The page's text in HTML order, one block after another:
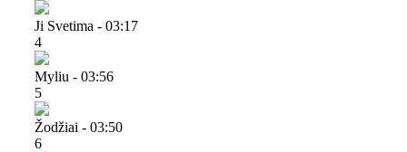
Ji Svetima - 03:17
4
Myliu - 03:56
5
Žodžiai - 03:50
6